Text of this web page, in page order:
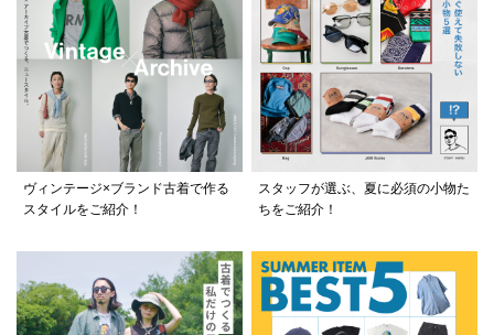
ヴィンテージ×ブランド古着で作る
スタイルをご紹介！
スタッフが選ぶ、夏に必須の小物た
ちをご紹介！